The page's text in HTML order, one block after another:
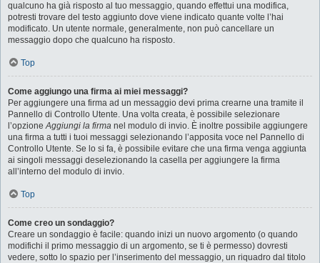
qualcuno ha già risposto al tuo messaggio, quando effettui una modifica,
potresti trovare del testo aggiunto dove viene indicato quante volte l’hai
modificato. Un utente normale, generalmente, non può cancellare un
messaggio dopo che qualcuno ha risposto.
Top
Come aggiungo una firma ai miei messaggi?
Per aggiungere una firma ad un messaggio devi prima crearne una tramite il
Pannello di Controllo Utente. Una volta creata, è possibile selezionare
l’opzioneAggiungi la firma nel modulo di invio. È inoltre possibile aggiungere
una firma a tutti i tuoi messaggi selezionando l’apposita voce nel Pannello di
Controllo Utente. Se lo si fa, è possibile evitare che una firma venga aggiunta
ai singoli messaggi deselezionando la casella per aggiungere la firma
all’interno del modulo di invio.
Top
Come creo un sondaggio?
Creare un sondaggio è facile: quando inizi un nuovo argomento (o quando
modifichi il primo messaggio di un argomento, se ti è permesso) dovresti
vedere, sotto lo spazio per l’inserimento del messaggio, un riquadro dal titolo